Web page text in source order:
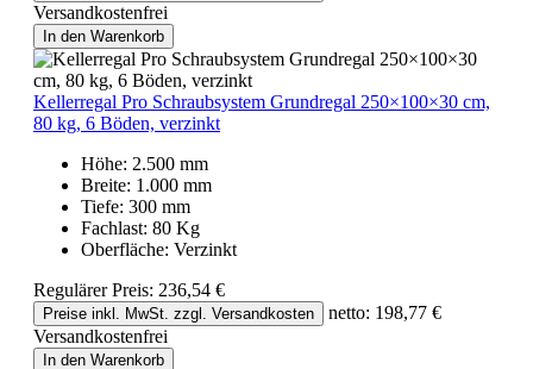
Versandkostenfrei
In den Warenkorb
Kellerregal Pro Schraubsystem Grundregal 250×100×30 cm,
80 kg, 6 Böden, verzinkt
Höhe: 2.500 mm
Breite: 1.000 mm
Tiefe: 300 mm
Fachlast: 80 Kg
Oberfläche: Verzinkt
Regulärer Preis: 236,54 €
Preise inkl. MwSt. zzgl. Versandkosten
netto: 198,77 €
Versandkostenfrei
In den Warenkorb